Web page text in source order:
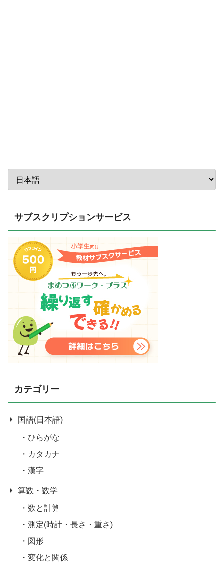
サブスクリプションサービス
カテゴリー
国語(日本語)
ひらがな
カタカナ
漢字
算数・数学
数と計算
測定(時計・長さ・重さ)
図形
変化と関係